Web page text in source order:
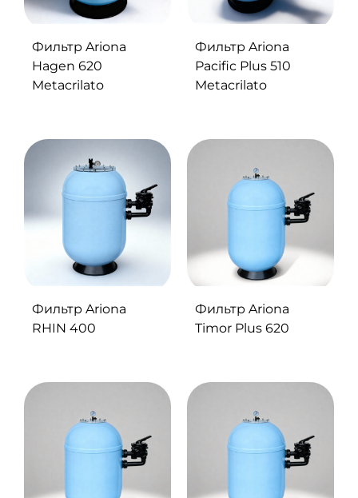
Фильтр Ariona
Hagen 620
Metacrilato
Фильтр Ariona
Pacific Plus 510
Metacrilato
Фильтр Ariona
RHIN 400
Фильтр Ariona
Timor Plus 620